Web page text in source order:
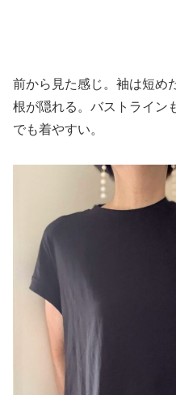
前から見た感じ。袖は短め
根が隠れる。バストライン
でも着やすい。